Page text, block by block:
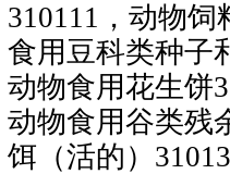
310111，动物饲
食用豆科类种子
动物食用花生饼
动物食用谷类残
饵（活的）